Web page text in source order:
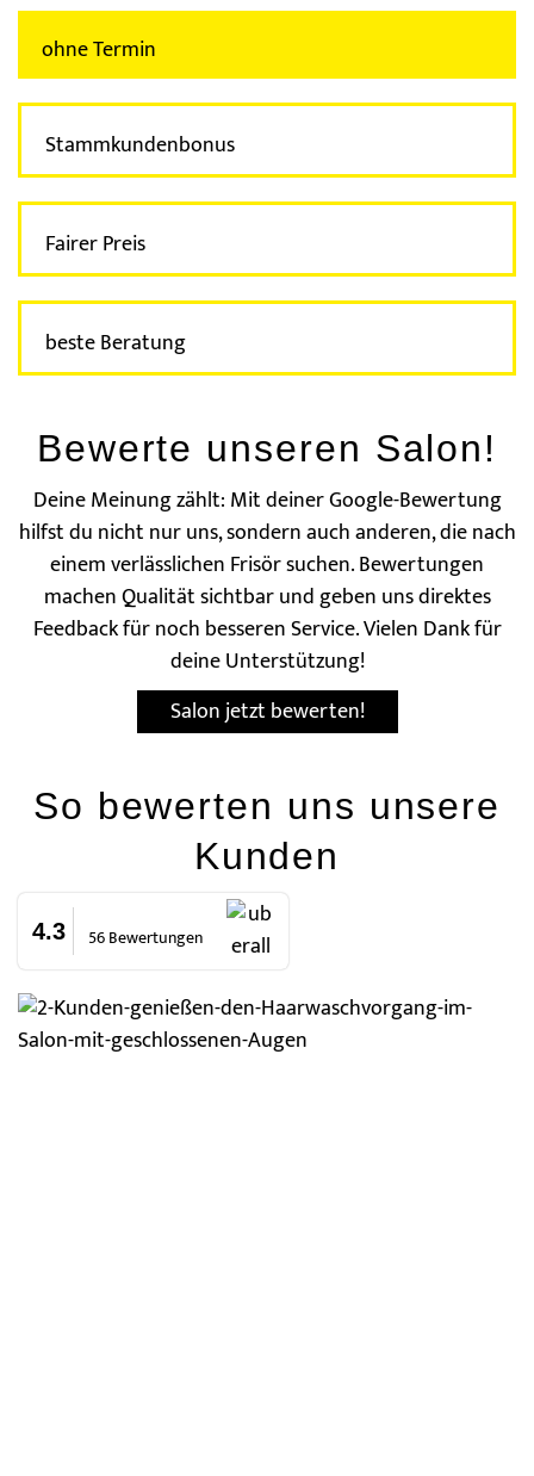
ohne Termin
Stammkunden­bonus
Fairer Preis
beste Beratung
Bewerte unseren Salon!
Deine Meinung zählt: Mit deiner Google-Bewertung
hilfst du nicht nur uns, sondern auch anderen, die nach
einem verlässlichen Frisör suchen. Bewertungen
machen Qualität sichtbar und geben uns direktes
Feedback für noch besseren Service. Vielen Dank für
deine Unterstützung!
Salon jetzt bewerten!
So bewerten uns unsere
Kunden
4.3 56 Bewertungen